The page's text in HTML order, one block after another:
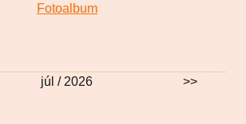
Fotoalbum
júl / 2026 >>